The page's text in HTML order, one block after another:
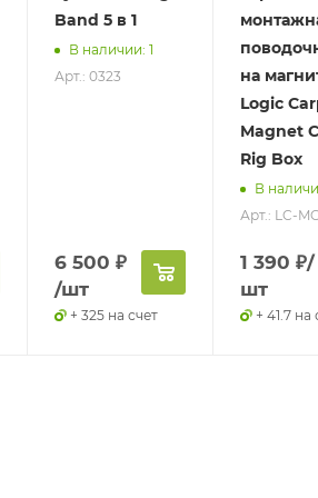
Band 5 в 1
В наличии: 1
Арт.: 0323
6 500 ₽
/шт
+ 325 на счет
на
Logic
Magnet
Rig Box
В
Арт.: LC-
1 390 ₽/
шт
+ 41.7 на